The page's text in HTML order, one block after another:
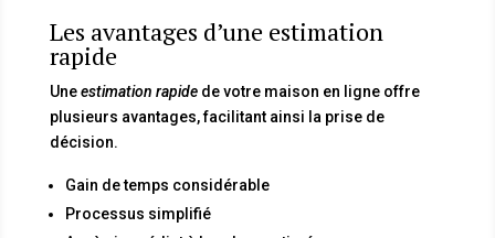
Les avantages d’une estimation
rapide
Uneestimation rapidede votre maison en ligne offre
plusieurs avantages, facilitant ainsi la prise de
décision.
Gain de temps considérable
Processus simplifié